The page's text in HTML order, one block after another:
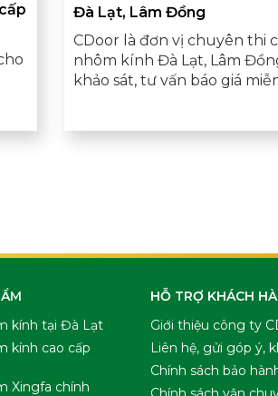
Đà Lạt, Lâm Đồng
CDoor là đơn vị chuyên thi
nhôm kính Đà Lạt, Lâm
khảo sát, tư vấn báo giá
kính tại Đà Lạt
kính cao cấp
Xingfa chính
HỖ TRỢ KHÁCH
Giới thiệu công ty
Liên hệ, gửi góp ý,
Chính sách bảo